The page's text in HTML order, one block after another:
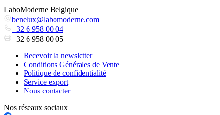
LaboModerne Belgique
benelux@labomoderne.com
+32 6 958 00 04
+32 6 958 00 05
Recevoir la newsletter
Conditions Générales de Vente
Politique de confidentialité
Service export
Nous contacter
Nos réseaux sociaux